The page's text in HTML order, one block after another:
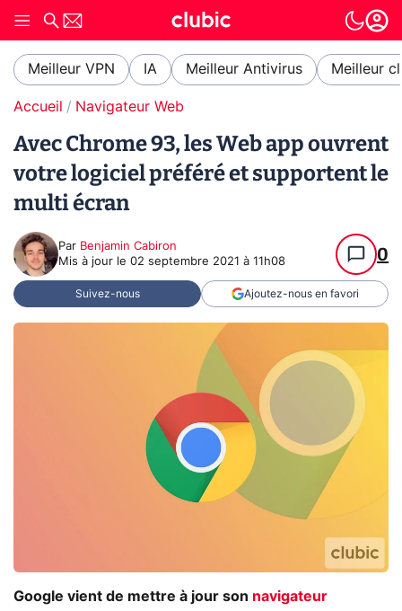
Meilleur VPN IA Meilleur Antivirus Meilleur
Accueil Navigateur Web
Avec Chrome 93, les Web app ouvrent
votre logiciel préféré et supportent le
multi écran
Par Benjamin Cabiron
Mis à jour le 02 septembre 2021 à 11h08 0
Suivez-nous Ajoutez-nous en favori
Google vient de mettre à jour son navigateur